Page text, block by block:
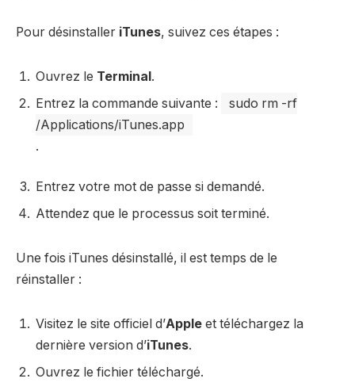
Pour désinstaller iTunes, suivez ces étapes :
Ouvrez le Terminal.
Entrez la commande suivante :
sudo rm -rf
/Applications/iTunes.app
.
Entrez votre mot de passe si demandé.
Attendez que le processus soit terminé.
Une fois iTunes désinstallé, il est temps de le
réinstaller :
Visitez le site officiel d’Apple et téléchargez la
dernière version d’iTunes.
Ouvrez le fichier téléchargé.